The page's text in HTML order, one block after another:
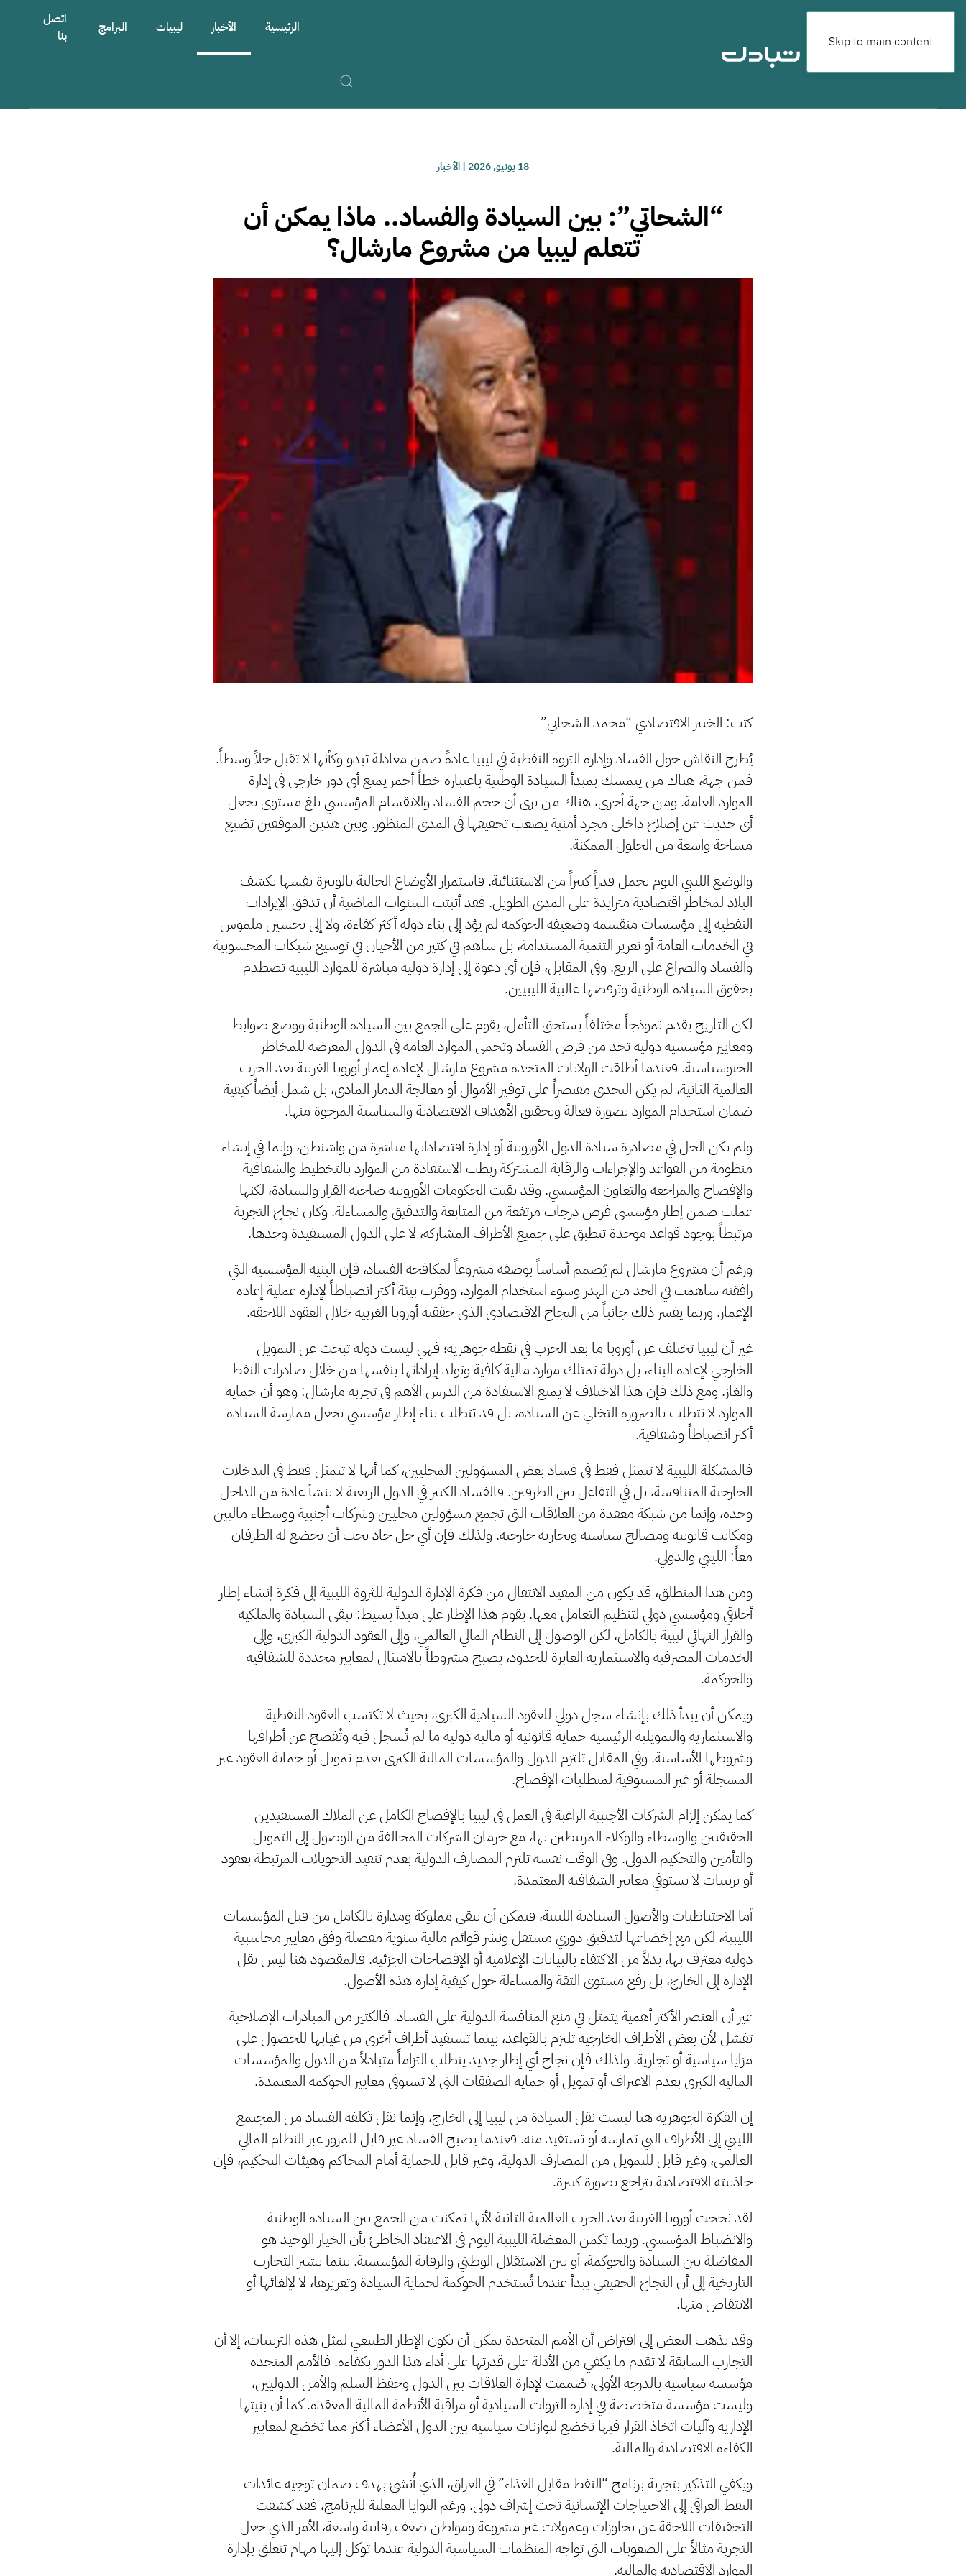
Skip to main content
الرئيسية الأخبار ليبيات البرامج
اتصل
بنا
18 يونيو, 2026 |الأخبار
“الشحاتي”: بين السيادة والفساد.. ماذا يمكن أن
تتعلم ليبيا من مشروع مارشال؟
كتب: الخبير الاقتصادي “محمد الشحاتي”
يُطرح النقاش حول الفساد وإدارة الثروة النفطية في ليبيا عادةً ضمن معادلة تبدو وكأنها لا تقبل حلاً وسطاً.
فمن جهة، هناك من يتمسك بمبدأ السيادة الوطنية باعتباره خطاً أحمر يمنع أي دور خارجي في إدارة
الموارد العامة. ومن جهة أخرى، هناك من يرى أن حجم الفساد والانقسام المؤسسي بلغ مستوى يجعل
أي حديث عن إصلاح داخلي مجرد أمنية يصعب تحقيقها في المدى المنظور. وبين هذين الموقفين تضيع
مساحة واسعة من الحلول الممكنة.
والوضع الليبي اليوم يحمل قدراً كبيراً من الاستثنائية. فاستمرار الأوضاع الحالية بالوتيرة نفسها يكشف
البلاد لمخاطر اقتصادية متزايدة على المدى الطويل. فقد أثبتت السنوات الماضية أن تدفق الإيرادات
النفطية إلى مؤسسات منقسمة وضعيفة الحوكمة لم يؤد إلى بناء دولة أكثر كفاءة، ولا إلى تحسين ملموس
في الخدمات العامة أو تعزيز التنمية المستدامة، بل ساهم في كثير من الأحيان في توسيع شبكات المحسوبية
والفساد والصراع على الريع. وفي المقابل، فإن أي دعوة إلى إدارة دولية مباشرة للموارد الليبية تصطدم
بحقوق السيادة الوطنية وترفضها غالبية الليبيين.
لكن التاريخ يقدم نموذجاً مختلفاً يستحق التأمل، يقوم على الجمع بين السيادة الوطنية ووضع ضوابط
ومعايير مؤسسية دولية تحد من فرص الفساد وتحمي الموارد العامة في الدول المعرضة للمخاطر
الجيوسياسية. فعندما أطلقت الولايات المتحدة مشروع مارشال لإعادة إعمار أوروبا الغربية بعد الحرب
العالمية الثانية، لم يكن التحدي مقتصراً على توفير الأموال أو معالجة الدمار المادي، بل شمل أيضاً كيفية
ضمان استخدام الموارد بصورة فعالة وتحقيق الأهداف الاقتصادية والسياسية المرجوة منها.
ولم يكن الحل في مصادرة سيادة الدول الأوروبية أو إدارة اقتصاداتها مباشرة من واشنطن، وإنما في إنشاء
منظومة من القواعد والإجراءات والرقابة المشتركة ربطت الاستفادة من الموارد بالتخطيط والشفافية
والإفصاح والمراجعة والتعاون المؤسسي. وقد بقيت الحكومات الأوروبية صاحبة القرار والسيادة، لكنها
عملت ضمن إطار مؤسسي فرض درجات مرتفعة من المتابعة والتدقيق والمساءلة. وكان نجاح التجربة
مرتبطاً بوجود قواعد موحدة تنطبق على جميع الأطراف المشاركة، لا على الدول المستفيدة وحدها.
ورغم أن مشروع مارشال لم يُصمم أساساً بوصفه مشروعاً لمكافحة الفساد، فإن البنية المؤسسية التي
رافقته ساهمت في الحد من الهدر وسوء استخدام الموارد، ووفرت بيئة أكثر انضباطاً لإدارة عملية إعادة
الإعمار. وربما يفسر ذلك جانباً من النجاح الاقتصادي الذي حققته أوروبا الغربية خلال العقود اللاحقة.
غير أن ليبيا تختلف عن أوروبا ما بعد الحرب في نقطة جوهرية؛ فهي ليست دولة تبحث عن التمويل
الخارجي لإعادة البناء، بل دولة تمتلك موارد مالية كافية وتولد إيراداتها بنفسها من خلال صادرات النفط
والغاز. ومع ذلك فإن هذا الاختلاف لا يمنع الاستفادة من الدرس الأهم في تجربة مارشال: وهو أن حماية
الموارد لا تتطلب بالضرورة التخلي عن السيادة، بل قد تتطلب بناء إطار مؤسسي يجعل ممارسة السيادة
أكثر انضباطاً وشفافية.
فالمشكلة الليبية لا تتمثل فقط في فساد بعض المسؤولين المحليين، كما أنها لا تتمثل فقط في التدخلات
الخارجية المتنافسة، بل في التفاعل بين الطرفين. فالفساد الكبير في الدول الريعية لا ينشأ عادة من الداخل
وحده، وإنما من شبكة معقدة من العلاقات التي تجمع مسؤولين محليين وشركات أجنبية ووسطاء ماليين
ومكاتب قانونية ومصالح سياسية وتجارية خارجية. ولذلك فإن أي حل جاد يجب أن يخضع له الطرفان
معاً: الليبي والدولي.
ومن هذا المنطلق، قد يكون من المفيد الانتقال من فكرة الإدارة الدولية للثروة الليبية إلى فكرة إنشاء إطار
أخلاقي ومؤسسي دولي لتنظيم التعامل معها. يقوم هذا الإطار على مبدأ بسيط: تبقى السيادة والملكية
والقرار النهائي ليبية بالكامل، لكن الوصول إلى النظام المالي العالمي، وإلى العقود الدولية الكبرى، وإلى
الخدمات المصرفية والاستثمارية العابرة للحدود، يصبح مشروطاً بالامتثال لمعايير محددة للشفافية
والحوكمة.
ويمكن أن يبدأ ذلك بإنشاء سجل دولي للعقود السيادية الكبرى، بحيث لا تكتسب العقود النفطية
والاستثمارية والتمويلية الرئيسية حماية قانونية أو مالية دولية ما لم تُسجل فيه وتُفصح عن أطرافها
وشروطها الأساسية. وفي المقابل تلتزم الدول والمؤسسات المالية الكبرى بعدم تمويل أو حماية العقود غير
المسجلة أو غير المستوفية لمتطلبات الإفصاح.
كما يمكن إلزام الشركات الأجنبية الراغبة في العمل في ليبيا بالإفصاح الكامل عن الملاك المستفيدين
الحقيقيين والوسطاء والوكلاء المرتبطين بها، مع حرمان الشركات المخالفة من الوصول إلى التمويل
والتأمين والتحكيم الدولي. وفي الوقت نفسه تلتزم المصارف الدولية بعدم تنفيذ التحويلات المرتبطة بعقود
أو ترتيبات لا تستوفي معايير الشفافية المعتمدة.
أما الاحتياطيات والأصول السيادية الليبية، فيمكن أن تبقى مملوكة ومدارة بالكامل من قبل المؤسسات
الليبية، لكن مع إخضاعها لتدقيق دوري مستقل ونشر قوائم مالية سنوية مفصلة وفق معايير محاسبية
دولية معترف بها، بدلاً من الاكتفاء بالبيانات الإعلامية أو الإفصاحات الجزئية. فالمقصود هنا ليس نقل
الإدارة إلى الخارج، بل رفع مستوى الثقة والمساءلة حول كيفية إدارة هذه الأصول.
غير أن العنصر الأكثر أهمية يتمثل في منع المنافسة الدولية على الفساد. فالكثير من المبادرات الإصلاحية
تفشل لأن بعض الأطراف الخارجية تلتزم بالقواعد، بينما تستفيد أطراف أخرى من غيابها للحصول على
مزايا سياسية أو تجارية. ولذلك فإن نجاح أي إطار جديد يتطلب التزاماً متبادلاً من الدول والمؤسسات
المالية الكبرى بعدم الاعتراف أو تمويل أو حماية الصفقات التي لا تستوفي معايير الحوكمة المعتمدة.
إن الفكرة الجوهرية هنا ليست نقل السيادة من ليبيا إلى الخارج، وإنما نقل تكلفة الفساد من المجتمع
الليبي إلى الأطراف التي تمارسه أو تستفيد منه. فعندما يصبح الفساد غير قابل للمرور عبر النظام المالي
العالمي، وغير قابل للتمويل من المصارف الدولية، وغير قابل للحماية أمام المحاكم وهيئات التحكيم، فإن
جاذبيته الاقتصادية تتراجع بصورة كبيرة.
لقد نجحت أوروبا الغربية بعد الحرب العالمية الثانية لأنها تمكنت من الجمع بين السيادة الوطنية
والانضباط المؤسسي. وربما تكمن المعضلة الليبية اليوم في الاعتقاد الخاطئ بأن الخيار الوحيد هو
المفاضلة بين السيادة والحوكمة، أو بين الاستقلال الوطني والرقابة المؤسسية. بينما تشير التجارب
التاريخية إلى أن النجاح الحقيقي يبدأ عندما تُستخدم الحوكمة لحماية السيادة وتعزيزها، لا لإلغائها أو
الانتقاص منها.
وقد يذهب البعض إلى افتراض أن الأمم المتحدة يمكن أن تكون الإطار الطبيعي لمثل هذه الترتيبات، إلا أن
التجارب السابقة لا تقدم ما يكفي من الأدلة على قدرتها على أداء هذا الدور بكفاءة. فالأمم المتحدة
مؤسسة سياسية بالدرجة الأولى، صُممت لإدارة العلاقات بين الدول وحفظ السلم والأمن الدوليين،
وليست مؤسسة متخصصة في إدارة الثروات السيادية أو مراقبة الأنظمة المالية المعقدة. كما أن بنيتها
الإدارية وآليات اتخاذ القرار فيها تخضع لتوازنات سياسية بين الدول الأعضاء أكثر مما تخضع لمعايير
الكفاءة الاقتصادية والمالية.
ويكفي التذكير بتجربة برنامج “النفط مقابل الغذاء” في العراق، الذي أُنشئ بهدف ضمان توجيه عائدات
النفط العراقي إلى الاحتياجات الإنسانية تحت إشراف دولي. ورغم النوايا المعلنة للبرنامج، فقد كشفت
التحقيقات اللاحقة عن تجاوزات وعمولات غير مشروعة ومواطن ضعف رقابية واسعة، الأمر الذي جعل
التجربة مثالاً على الصعوبات التي تواجه المنظمات السياسية الدولية عندما توكل إليها مهام تتعلق بإدارة
الموارد الاقتصادية والمالية.